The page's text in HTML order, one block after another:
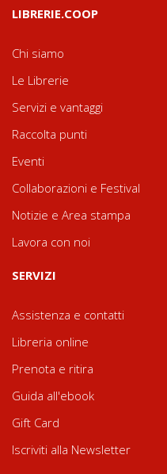
LIBRERIE.COOP
Chi siamo
Le Librerie
Servizi e vantaggi
Raccolta punti
Eventi
Collaborazioni e Festival
Notizie e Area stampa
Lavora con noi
SERVIZI
Assistenza e contatti
Libreria online
Prenota e ritira
Guida all'ebook
Gift Card
Iscriviti alla Newsletter